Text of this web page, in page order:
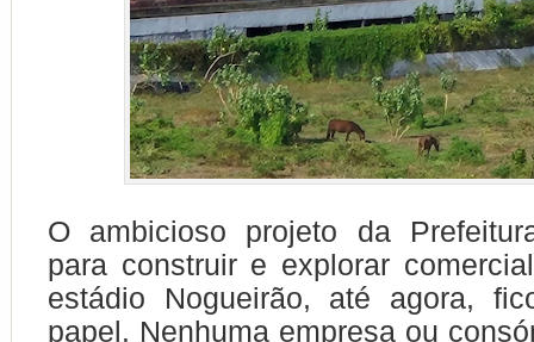
O ambicioso projeto da
para construir e explorar
estádio Nogueirão, até agora,
papel. Nenhuma empresa ou